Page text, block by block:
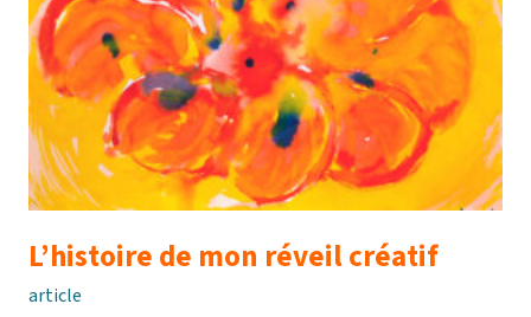
jours
L’histoire de mon réveil créatif
article